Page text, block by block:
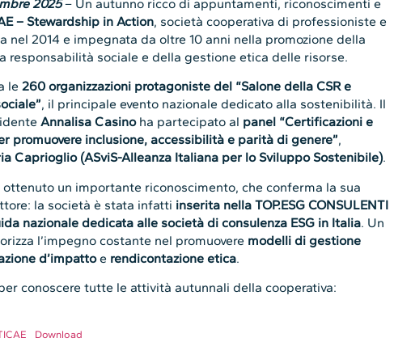
2025– Un autunno ricco di appuntamenti, riconoscimenti e
– Stewardship in Action, società cooperativa di professioniste e
nel 2014 e impegnata da oltre 10 anni nella promozione della
responsabilità sociale e della gestione etica delle risorse.
le260 organizzazioni protagoniste del “Salone della CSR e
, il principale evento nazionale dedicato alla sostenibilità. Il
Annalisa Casinoha partecipato al panel “Certificazioni e
promuovere inclusione, accessibilità e parità di genere”,
Caprioglio (ASviS-Alleanza Italiana per lo Sviluppo Sostenibile).
ottenuto un importante riconoscimento, che conferma la sua
la società è stata infatti inserita nella TOP.ESG CONSULENTI
nazionale dedicata alle società di consulenza ESG in Italia. Un
l’impegno costante nel promuovere modelli di gestione
d’impattoe rendicontazione etica.
conoscere tutte le attività autunnali della cooperativa:
Download